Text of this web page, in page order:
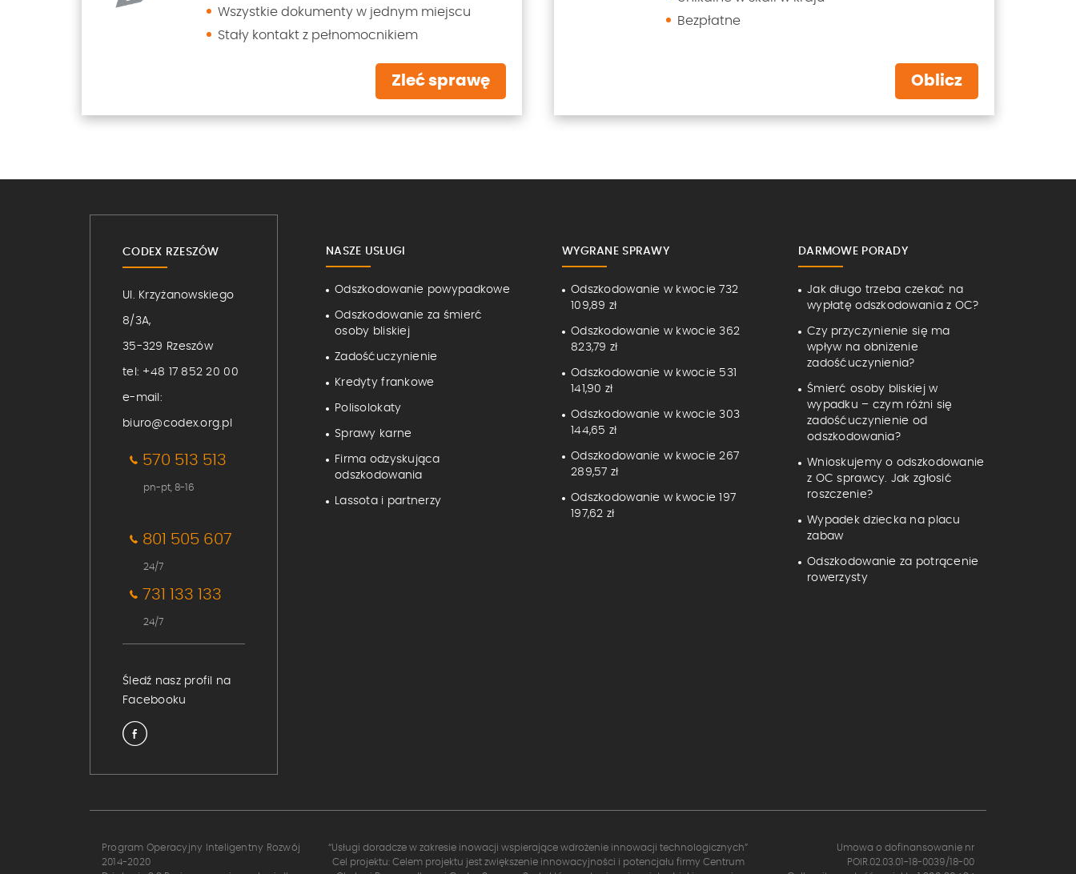
Wszystkie dokumenty w jednym miejscu
Stały kontakt z pełnomocnikiem
Zleć sprawę
Bezpłatne
Oblicz
CODEX RZESZÓW
Ul. Krzyżanowskiego
8/3A,
35-329 Rzeszów
tel: +48 17 852 20 00
e-mail:
biuro@codex.org.pl
570 513 513
pn-pt, 8-16
801 505 607
24/7
731 133 133
24/7
Śledź nasz profil na
Facebooku
NASZE USŁUGI
Odszkodowanie powypadkowe
Odszkodowanie za śmierć
osoby bliskiej
Zadośćuczynienie
Kredyty frankowe
Polisolokaty
Sprawy karne
Firma odzyskująca
odszkodowania
Lassota i partnerzy
WYGRANE SPRAWY
Odszkodowanie w kwocie 732
109,89 zł
Odszkodowanie w kwocie 362
823,79 zł
Odszkodowanie w kwocie 531
141,90 zł
Odszkodowanie w kwocie 303
144,65 zł
Odszkodowanie w kwocie 267
289,57 zł
Odszkodowanie w kwocie 197
197,62 zł
DARMOWE PORADY
Jak długo trzeba czekać na
wypłatę odszkodowania z OC?
Czy przyczynienie się ma
wpływ na obniżenie
zadośćuczynienia?
Śmierć osoby bliskiej w
wypadku – czym różni się
zadośćuczynienie od
odszkodowania?
Wnioskujemy o odszkodowanie
z OC sprawcy. Jak zgłosić
roszczenie?
Wypadek dziecka na placu
zabaw
Odszkodowanie za potrącenie
rowerzysty
Program Operacyjny Inteligentny Rozwój
2014-2020
“Usługi doradcze w zakresie inowacji wspierające wdrożenie innowacji technologicznych”
Cel projektu: Celem projektu jest zwiększenie innowacyjności i potencjału firmy Centrum
Umowa o dofinansowanie nr
POIR.02.03.01-18-0039/18-00